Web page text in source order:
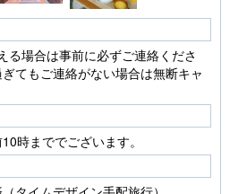
る場合は事前に必ずご連絡くださ
てもご連絡がない場合は無断キャ
時まででございます。